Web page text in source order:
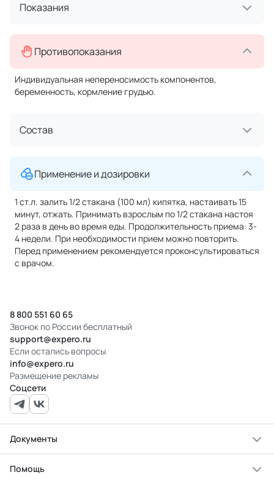
Показания
Противопоказания
Индивидуальная непереносимость компонентов,
беременность, кормление грудью.
Состав
Применение и дозировки
1 ст.л. залить 1/2 стакана (100 мл) кипятка, настаивать 15
минут, отжать. Принимать взрослым по 1/2 стакана настоя
2 раза в день во время еды. Продолжительность приема: 3-
4 недели. При необходимости прием можно повторить.
Перед применением рекомендуется проконсультироваться
с врачом.
8 800 551 60 65
Звонок по России бесплатный
support@expero.ru
Если остались вопросы
info@expero.ru
Размещение рекламы
Соцсети
Документы
Помощь